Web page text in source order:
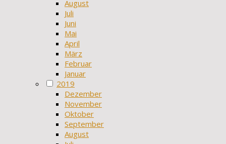
August
Juli
Juni
Mai
April
März
Februar
Januar
2019
Dezember
November
Oktober
September
August